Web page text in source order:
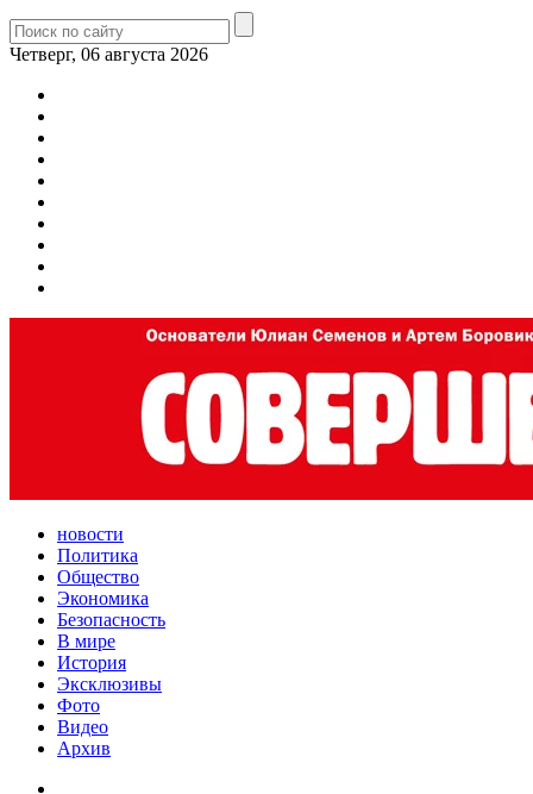
Четверг, 06 августа 2026
новости
Политика
Общество
Экономика
Безопасность
В мире
История
Эксклюзивы
Фото
Видео
Архив